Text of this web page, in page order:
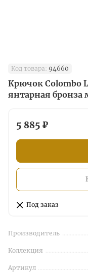
Код товара: 94660
Крючок Colombo
янтарная бронза
5 885 ₽
Под заказ
Производитель
Коллекция
Артикул